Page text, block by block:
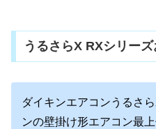
うるさらX RXシリー
ダイキンエアコンうるさ
ンの壁掛け形エアコン最